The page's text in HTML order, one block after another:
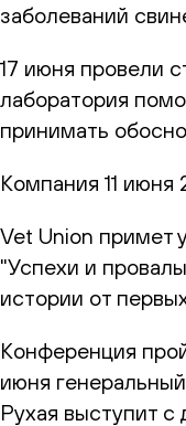
заболеваний
17 июня провели
лаборатория
принимать
Компания 11 июня
Vet Union примет
"Успехи и
истории от
Конференция
июня
Рухая выступит с